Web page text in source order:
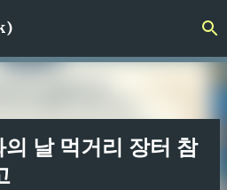
츠로 건너뛰기
날 먹거리 장터 참